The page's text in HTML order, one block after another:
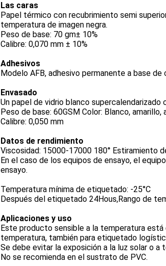
Las caras
Papel térmico con recubrimiento semi
temperatura de imagen negra.
Peso de base: 70 gm± 10%
Calibre: 0,070 mm ± 10%
Adhesivos
Modelo AFB, adhesivo permanente a base
Envasado
Un papel de vidrio blanco
Peso de base: 60GSM Color: Blanco, amarillo,
Calibre: 0,050 mm
Datos de rendimiento
Viscosidad: 15000-17000 180° Estiramiento
En el caso de los equipos de ensayo, el
ensayo.
Temperatura mínima de etiquetado: -25°C
Después del etiquetado 24Hous,Rango de
Aplicaciones y uso
Este producto sensible a la temperatura
temperatura, también para etiquetado
Se debe evitar la exposición a la luz solar o a
No se recomienda en el sustrato de PVC.